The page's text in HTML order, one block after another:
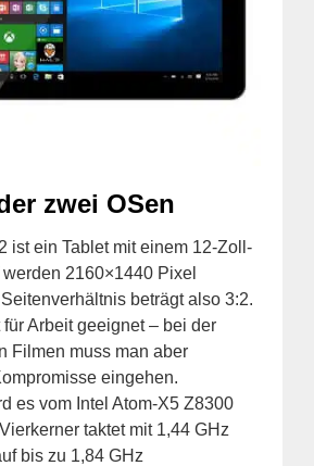
zwei OSen
ist ein Tablet mit einem 12-Zoll-
2160×1440 Pixel
beträgt also 3:2.
für Arbeit geeignet – bei der
Filmen muss man aber
eingehen.
es vom Intel Atom-X5 Z8300
taktet mit 1,44 GHz
bis zu 1,84 GHz